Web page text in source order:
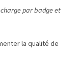
par badge et
la qualité de